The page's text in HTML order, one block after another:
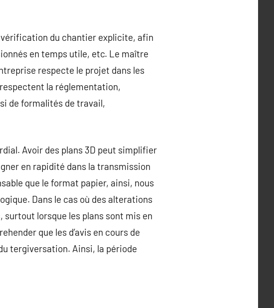
du chantier explicite, afin
en temps utile, etc. Le maître
respecte le projet dans les
la réglementation,
de formalités de travail,
Avoir des plans 3D peut simplifier
en rapidité dans la transmission
que le format papier, ainsi, nous
Dans le cas où des alterations
surtout lorsque les plans sont mis en
que les d’avis en cours de
tergiversation. Ainsi, la période